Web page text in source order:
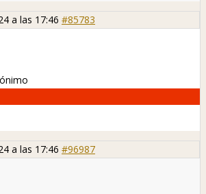
a las 17:46 #85783
a las 17:46 #96987